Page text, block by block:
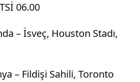
06.00
– İsveç, Houston Stadı,
– Fildişi Sahili, Toronto